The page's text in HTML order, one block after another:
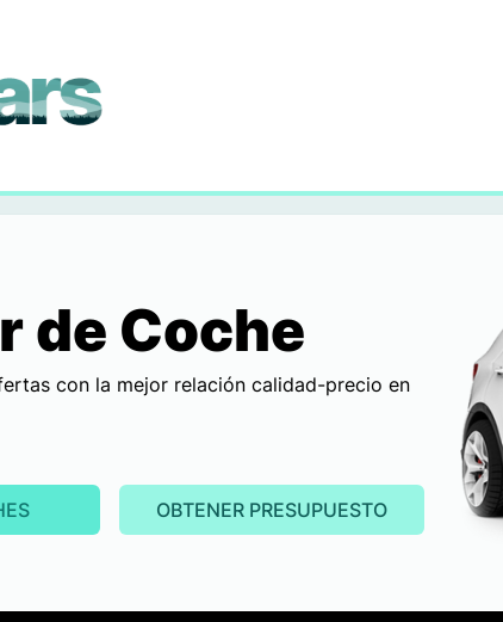
de Coche
con la mejor relación calidad-precio en
OBTENER PRESUPUESTO